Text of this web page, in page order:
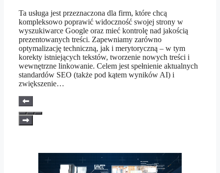
Ta usługa jest przeznaczona dla firm, które chcą
kompleksowo poprawić widoczność swojej strony w
wyszukiwarce Google oraz mieć kontrolę nad jakością
prezentowanych treści. Zapewniamy zarówno
optymalizację techniczną, jak i merytoryczną – w tym
korekty istniejących tekstów, tworzenie nowych treści i
wewnętrzne linkowanie. Celem jest spełnienie aktualnych
standardów SEO (także pod kątem wyników AI) i
zwiększenie…